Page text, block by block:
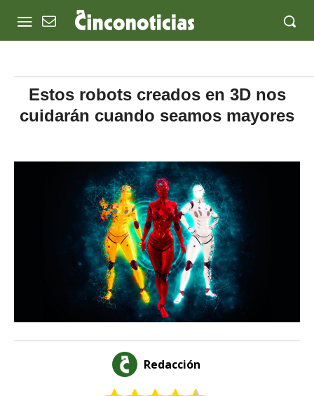
Estos robots creados en 3D nos
cuidarán cuando seamos mayores
Redacción